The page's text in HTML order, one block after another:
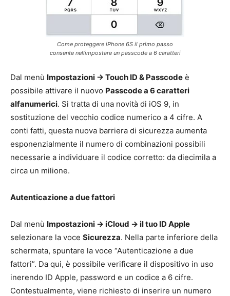
Come proteggere iPhone 6S il primo passo
consente nellimpostare un passcode a 6 caratteri
Dal menù Impostazioni -> Touch ID & Passcode è
possibile attivare il nuovo Passcode a 6 caratteri
alfanumerici. Si tratta di una novità di iOS 9, in
sostituzione del vecchio codice numerico a 4 cifre. A
conti fatti, questa nuova barriera di sicurezza aumenta
esponenzialmente il numero di combinazioni possibili
necessarie a individuare il codice corretto: da diecimila a
circa un milione.
Autenticazione a due fattori
Dal menù Impostazioni -> iCloud -> il tuo ID Apple
selezionare la voce Sicurezza. Nella parte inferiore della
schermata, spuntare la voce “Autenticazione a due
fattori”. Da qui, è possibile verificare il dispositivo in uso
inerendo ID Apple, password e un codice a 6 cifre.
Contestualmente, viene richiesto di inserire un numero